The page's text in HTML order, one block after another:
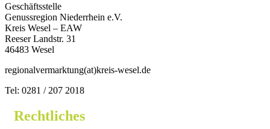
Geschäftsstelle
Genussregion Niederrhein e.V.
Kreis Wesel – EAW
Reeser Landstr. 31
46483 Wesel
regionalvermarktung(at)kreis-wesel.de
Tel: 0281 / 207 2018
Rechtliches